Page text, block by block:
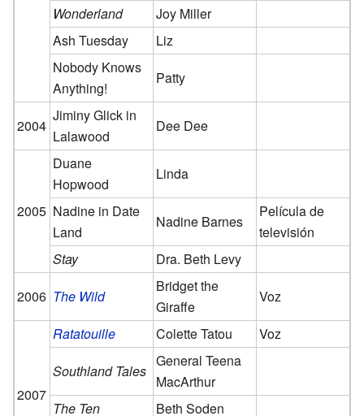
Wonderland
Joy Miller
Ash Tuesday
Liz
Nobody Knows
Anything!
Patty
2004
Jiminy Glick in
Lalawood
Dee Dee
2005
Duane
Hopwood
Linda
Nadine in Date
Land
Nadine Barnes
Película de
televisión
Stay
Dra. Beth Levy
2006 The Wild
Bridget the
Giraffe
Voz
2007
Ratatouille Colette Tatou
Voz
Southland Tales
General Teena
MacArthur
The Ten
Beth Soden